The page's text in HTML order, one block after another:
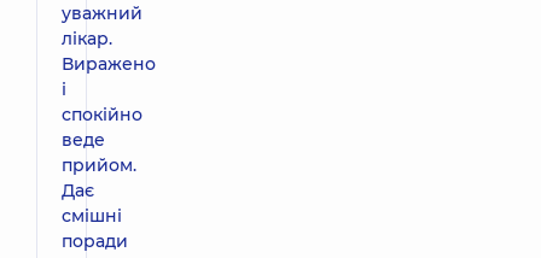
уважний
лікар.
Виражено
і
спокійно
веде
прийом.
Дає
смішні
поради